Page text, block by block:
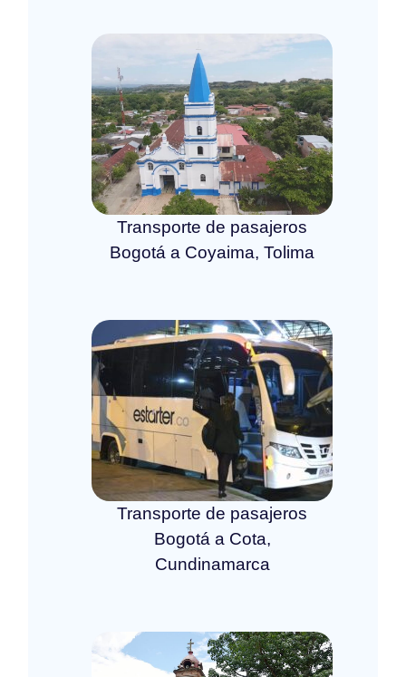
Transporte de pasajeros
Bogotá a Coyaima, Tolima
Transporte de pasajeros
Bogotá a Cota,
Cundinamarca